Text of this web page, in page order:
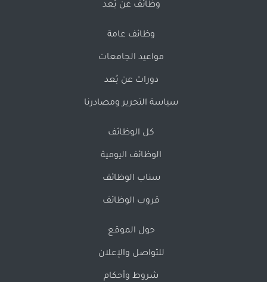
وظائف عن بُعد
وظائف عامة
مواعيد الجامعات
دورات عن بُعد
سياسة التحرير ومصادرنا
كل الوظائف
الوظائف اليومية
سناب الوظائف
قروب الوظائف
حول الموقع
للتواصل والإعلان
شروط وأحكام